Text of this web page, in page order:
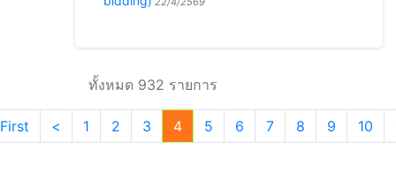
ทั้งหมด 932 รายการ
First < 1 2 3 4 5 6 7 8 9 10